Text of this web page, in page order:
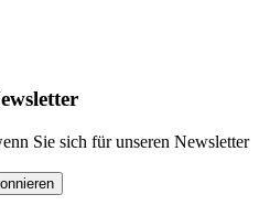
Sie sich für unseren Newsletter